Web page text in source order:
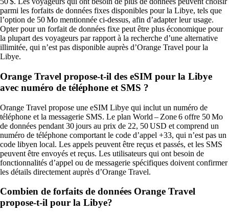
parmi les forfaits de données fixes disponibles pour la Libye, tels que
l’option de 50 Mo mentionnée ci‑dessus, afin d’adapter leur usage.
Opter pour un forfait de données fixe peut être plus économique pour
la plupart des voyageurs par rapport à la recherche d’une alternative
illimitée, qui n’est pas disponible auprès d’Orange Travel pour la
Libye.
Orange Travel propose-t-il des eSIM pour la Libye
avec numéro de téléphone et SMS ?
Orange Travel propose une eSIM Libye qui inclut un numéro de
téléphone et la messagerie SMS. Le plan World – Zone 6 offre 50 Mo
de données pendant 30 jours au prix de 22, 50 USD et comprend un
numéro de téléphone comportant le code d’appel +33, qui n’est pas un
code libyen local. Les appels peuvent être reçus et passés, et les SMS
peuvent être envoyés et reçus. Les utilisateurs qui ont besoin de
fonctionnalités d’appel ou de messagerie spécifiques doivent confirmer
les détails directement auprès d’Orange Travel.
Combien de forfaits de données Orange Travel
propose-t-il pour la Libye?